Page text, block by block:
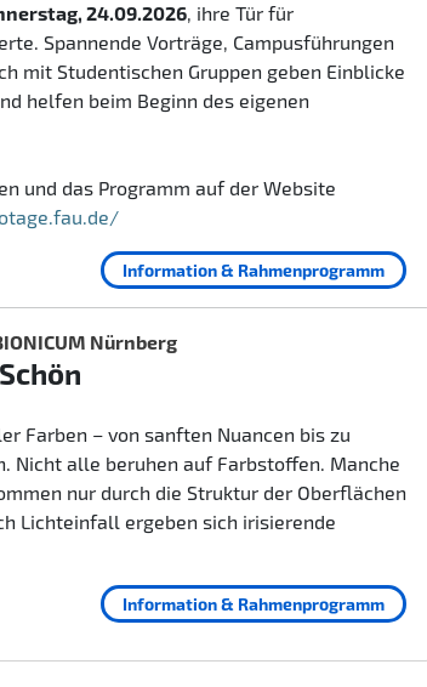
24.09.2026, ihre Tür für
Spannende Vorträge, Campusführungen
mit Studentischen Gruppen geben Einblicke
helfen beim Beginn des eigenen
und das Programm auf der Website
Information & Rahmenprogramm
Nürnberg
Farben – von sanften Nuancen bis zu
Nicht alle beruhen auf Farbstoffen. Manche
nur durch die Struktur der Oberflächen
Lichteinfall ergeben sich irisierende
Information & Rahmenprogramm